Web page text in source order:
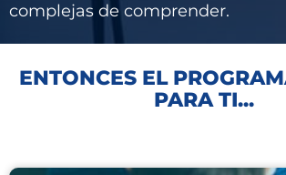
complejas de comprender.
ENTONCES EL
PARA TI...